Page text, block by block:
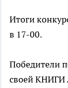
Итоги
в 17-00.
Победители
своей